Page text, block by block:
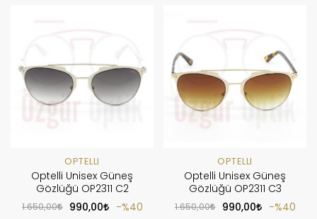
OPTELLI
Optelli Unisex Güneş
Gözlüğü OP2311 C2
1.650,00 990,00 %40
OPTELLI
Optelli Unisex Güneş
Gözlüğü OP2311 C3
1.650,00 990,00 %40